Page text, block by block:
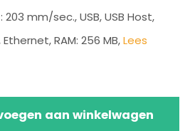
mm/sec., USB, USB Host,
RAM: 256 MB,Lees
aan winkelwagen